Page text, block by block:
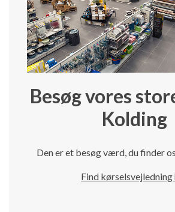
Besøg vores
Kolding
Den er et besøg værd, du finder
Find kørselsvejledning